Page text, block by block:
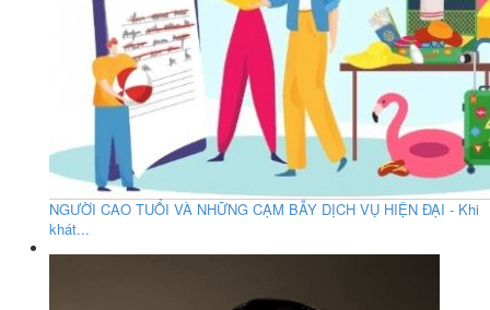
NGƯỜI CAO TUỔI VÀ NHỮNG CẠM BẪY DỊCH VỤ HIỆN ĐẠI - Khi
khát...